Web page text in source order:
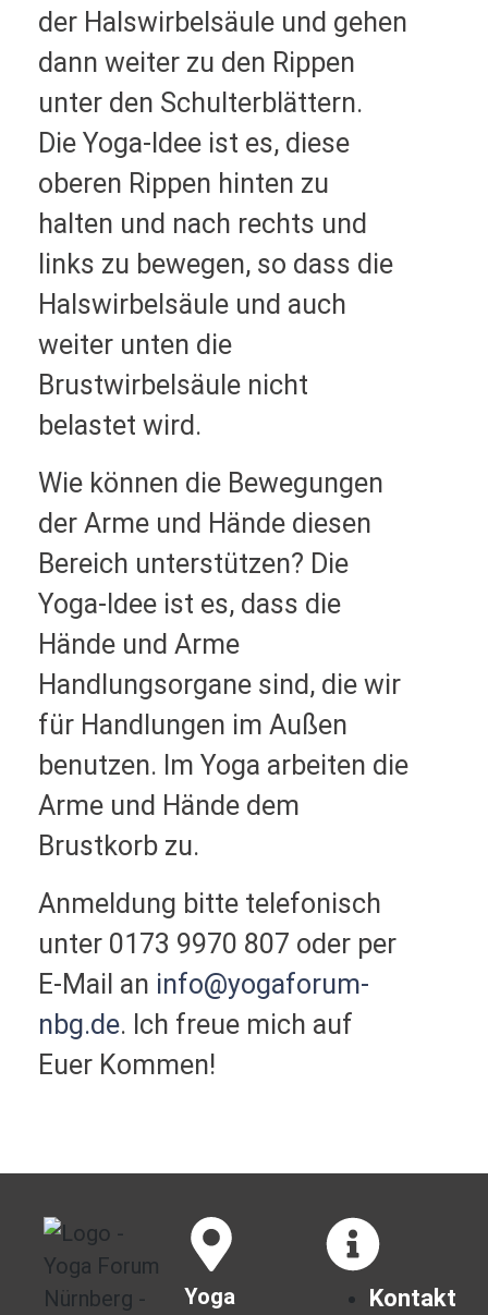
der Halswirbelsäule und gehen
dann weiter zu den Rippen
unter den Schulterblättern.
Die Yoga-Idee ist es, diese
oberen Rippen hinten zu
halten und nach rechts und
links zu bewegen, so dass die
Halswirbelsäule und auch
weiter unten die
Brustwirbelsäule nicht
belastet wird.
Wie können die Bewegungen
der Arme und Hände diesen
Bereich unterstützen? Die
Yoga-Idee ist es, dass die
Hände und Arme
Handlungsorgane sind, die wir
für Handlungen im Außen
benutzen. Im Yoga arbeiten die
Arme und Hände dem
Brustkorb zu.
Anmeldung bitte telefonisch
unter 0173 9970 807 oder per
E-Mail an info@yogaforum-
nbg.de. Ich freue mich auf
Euer Kommen!
Yoga
Kontakt